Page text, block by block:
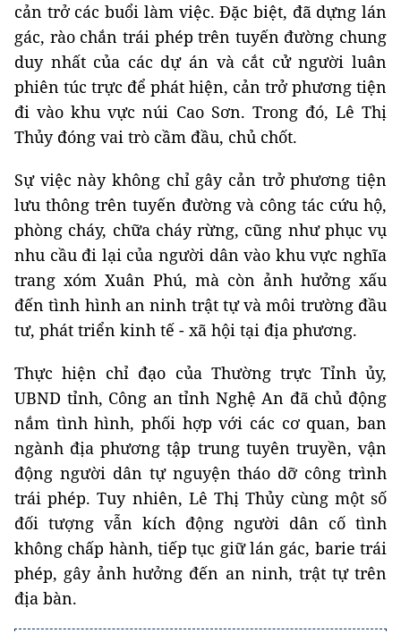
cản trở các buổi làm việc. Đặc biệt, đã dựng lán
gác, rào chắn trái phép trên tuyến đường chung
duy nhất của các dự án và cắt cử người luân
phiên túc trực để phát hiện, cản trở phương tiện
đi vào khu vực núi Cao Sơn. Trong đó, Lê Thị
Thủy đóng vai trò cầm đầu, chủ chốt.
Sự việc này không chỉ gây cản trở phương tiện
lưu thông trên tuyến đường và công tác cứu hộ,
phòng cháy, chữa cháy rừng, cũng như phục vụ
nhu cầu đi lại của người dân vào khu vực nghĩa
trang xóm Xuân Phú, mà còn ảnh hưởng xấu
đến tình hình an ninh trật tự và môi trường đầu
tư, phát triển kinh tế - xã hội tại địa phương.
Thực hiện chỉ đạo của Thường trực Tỉnh ủy,
UBND tỉnh, Công an tỉnh Nghệ An đã chủ động
nắm tình hình, phối hợp với các cơ quan, ban
ngành địa phương tập trung tuyên truyền, vận
động người dân tự nguyện tháo dỡ công trình
trái phép. Tuy nhiên, Lê Thị Thủy cùng một số
đối tượng vẫn kích động người dân cố tình
không chấp hành, tiếp tục giữ lán gác, barie trái
phép, gây ảnh hưởng đến an ninh, trật tự trên
địa bàn.